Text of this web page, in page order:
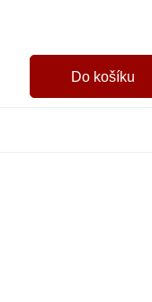
Do košíku